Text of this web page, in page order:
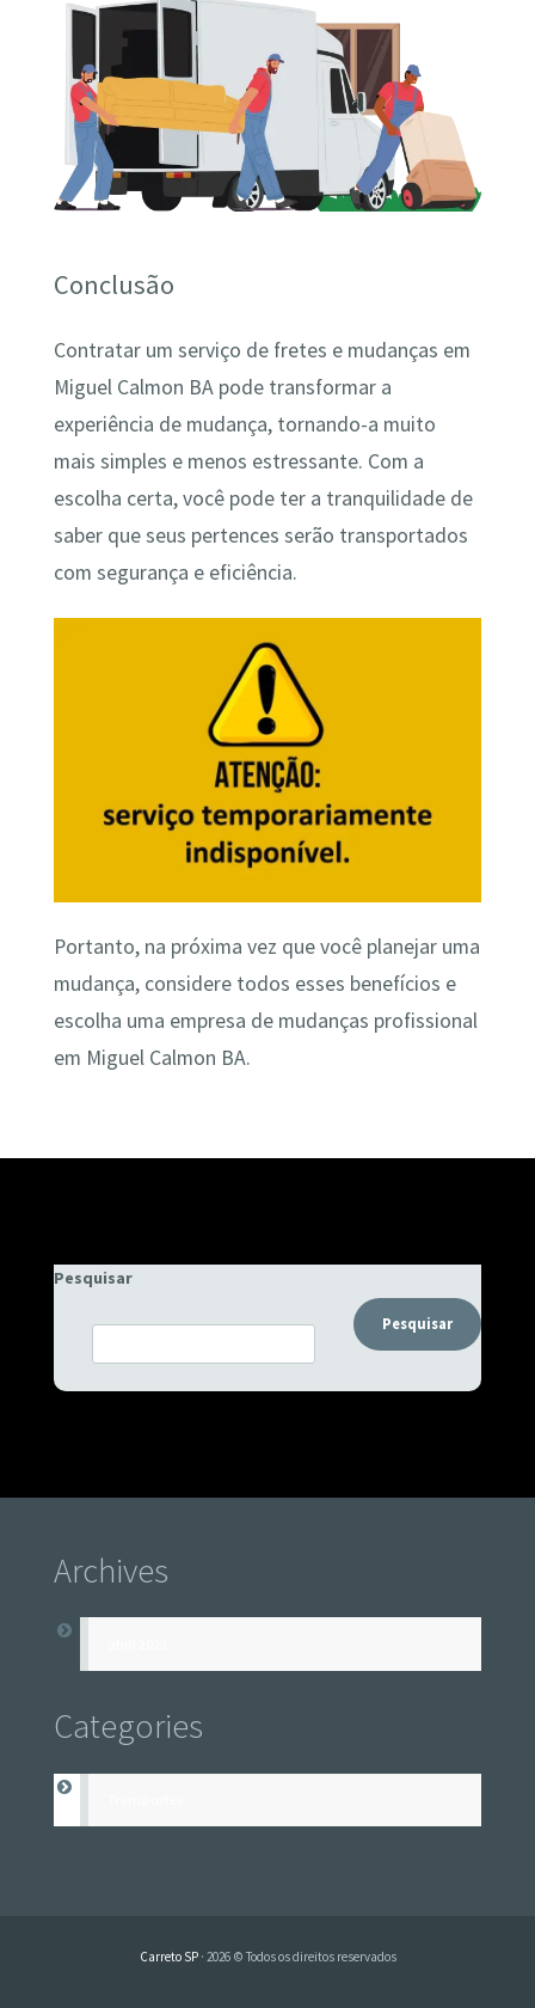
Conclusão
Contratar um serviço de fretes e mudanças em
Miguel Calmon BA pode transformar a
experiência de mudança, tornando-a muito
mais simples e menos estressante. Com a
escolha certa, você pode ter a tranquilidade de
saber que seus pertences serão transportados
com segurança e eficiência.
Portanto, na próxima vez que você planejar uma
mudança, considere todos esses benefícios e
escolha uma empresa de mudanças profissional
em Miguel Calmon BA.
Pesquisar
Pesquisar
Archives
Categories
Carreto SP· 2026 © Todos os direitos reservados